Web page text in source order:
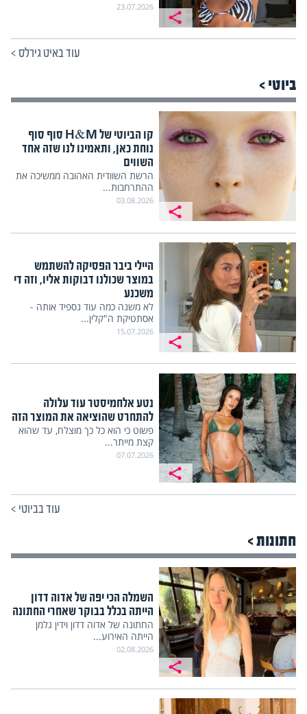
23.07.2026
עוד באיט גירלס>
ביוטי >
קו הביוטי של H&M סוף סוף
נוחת כאן, ותאמינו לנו שזה אחד
השווים
הרשת השוודית האהובה ממשיכה את
ההתרחבות...
03.08.2026
היילי ביבר הפסיקה להשתמש
במוצר שכולנו דבוקות אליו, וזה די
משכנע
לא משנה כמה עוד נספיד אותה -
אסתטיקת ה"קלין...
15.07.2026
נטע אלחמיסטר עוד עלולה
להתחרט שהוציאה את המוצר הזה
פשוט כי הוא כל כך מוצלח, עד שהוא
קצת מייתר...
07.07.2026
עוד בביוטי >
חתונות >
השמלה הכי יפה של אדוה דדון
הייתה בכלל בבוקר שאחרי החתונה
החתונה של אדוה דדון וידין גלמן
הייתה האירוע...
02.08.2026